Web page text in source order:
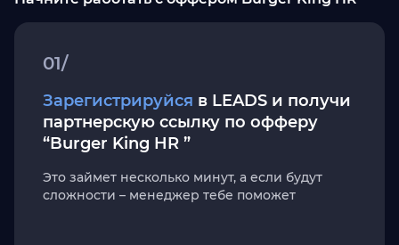
01/
Зарегистрируйся в LEADS и получи
партнерскую ссылку по офферу
“Burger King HR ”
Это займет несколько минут, а если будут
сложности – менеджер тебе поможет